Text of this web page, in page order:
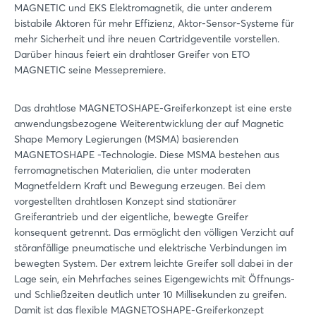
MAGNETIC und EKS Elektromagnetik, die unter anderem
bistabile Aktoren für mehr Effizienz, Aktor-Sensor-Systeme für
mehr Sicherheit und ihre neuen Cartridgeventile vorstellen.
Darüber hinaus feiert ein drahtloser Greifer von ETO
MAGNETIC seine Messepremiere.
Das drahtlose MAGNETOSHAPE-Greiferkonzept ist eine erste
anwendungsbezogene Weiterentwicklung der auf Magnetic
Shape Memory Legierungen (MSMA) basierenden
MAGNETOSHAPE -Technologie. Diese MSMA bestehen aus
ferromagnetischen Materialien, die unter moderaten
Magnetfeldern Kraft und Bewegung erzeugen. Bei dem
vorgestellten drahtlosen Konzept sind stationärer
Greiferantrieb und der eigentliche, bewegte Greifer
konsequent getrennt. Das ermöglicht den völligen Verzicht auf
störanfällige pneumatische und elektrische Verbindungen im
bewegten System. Der extrem leichte Greifer soll dabei in der
Lage sein, ein Mehrfaches seines Eigengewichts mit Öffnungs-
und Schließzeiten deutlich unter 10 Millisekunden zu greifen.
Damit ist das flexible MAGNETOSHAPE-Greiferkonzept